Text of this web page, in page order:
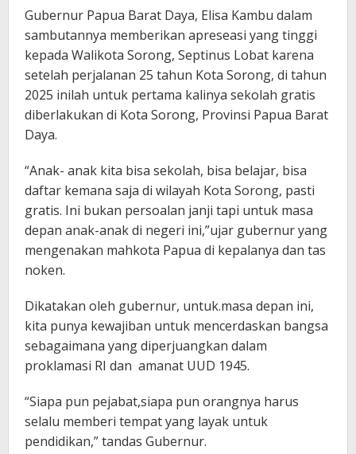
Gubernur Papua Barat Daya, Elisa Kambu dalam
sambutannya memberikan apreseasi yang tinggi
kepada Walikota Sorong, Septinus Lobat karena
setelah perjalanan 25 tahun Kota Sorong, di tahun
2025 inilah untuk pertama kalinya sekolah gratis
diberlakukan di Kota Sorong, Provinsi Papua Barat
Daya.
“Anak- anak kita bisa sekolah, bisa belajar, bisa
daftar kemana saja di wilayah Kota Sorong, pasti
gratis. Ini bukan persoalan janji tapi untuk masa
depan anak-anak di negeri ini,”ujar gubernur yang
mengenakan mahkota Papua di kepalanya dan tas
noken.
Dikatakan oleh gubernur, untuk.masa depan ini,
kita punya kewajiban untuk mencerdaskan bangsa
sebagaimana yang diperjuangkan dalam
proklamasi RI dan amanat UUD 1945.
“Siapa pun pejabat,siapa pun orangnya harus
selalu memberi tempat yang layak untuk
pendidikan,” tandas Gubernur.